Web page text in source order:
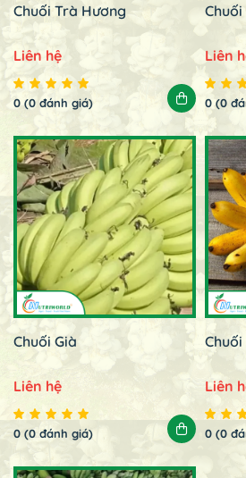
Chuối Trà Hương
Liên hệ
0 (0 đánh giá)
Chuối
Liên
0 (0
Chuối Già
Liên hệ
0 (0 đánh giá)
Chuối
Liên
0 (0